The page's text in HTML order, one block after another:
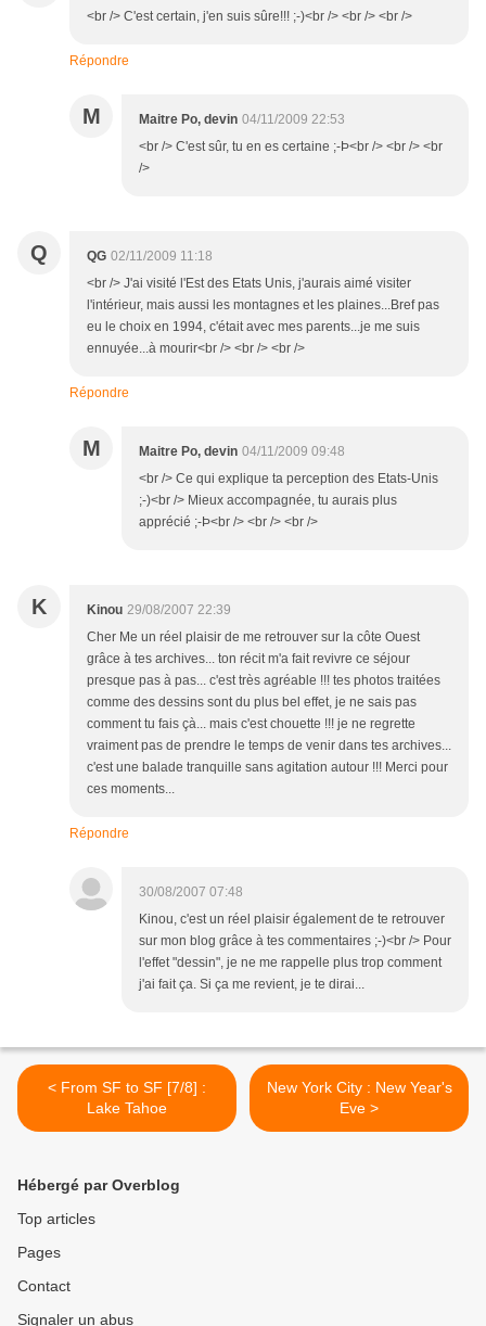
<br /> C'est certain, j'en suis sûre!!! ;-)<br /> <br /> <br />
Répondre
M Maitre Po, devin 04/11/2009 22:53
<br /> C'est sûr, tu en es certaine ;-Þ<br /> <br /> <br
/>
Q QG 02/11/2009 11:18
<br /> J'ai visité l'Est des Etats Unis, j'aurais aimé visiter
l'intérieur, mais aussi les montagnes et les plaines...Bref pas
eu le choix en 1994, c'était avec mes parents...je me suis
ennuyée...à mourir<br /> <br /> <br />
Répondre
M Maitre Po, devin 04/11/2009 09:48
<br /> Ce qui explique ta perception des Etats-Unis
;-)<br /> Mieux accompagnée, tu aurais plus
apprécié ;-Þ<br /> <br /> <br />
K Kinou 29/08/2007 22:39
Cher Me un réel plaisir de me retrouver sur la côte Ouest
grâce à tes archives... ton récit m'a fait revivre ce séjour
presque pas à pas... c'est très agréable !!! tes photos traitées
comme des dessins sont du plus bel effet, je ne sais pas
comment tu fais çà... mais c'est chouette !!! je ne regrette
vraiment pas de prendre le temps de venir dans tes archives...
c'est une balade tranquille sans agitation autour !!! Merci pour
ces moments...
Répondre
30/08/2007 07:48
Kinou, c'est un réel plaisir également de te retrouver
sur mon blog grâce à tes commentaires ;-)<br /> Pour
l'effet "dessin", je ne me rappelle plus trop comment
j'ai fait ça. Si ça me revient, je te dirai...
< From SF to SF [7/8] :
Lake Tahoe
New York City : New Year's
Eve >
Hébergé par Overblog
Top articles
Pages
Contact
Signaler un abus